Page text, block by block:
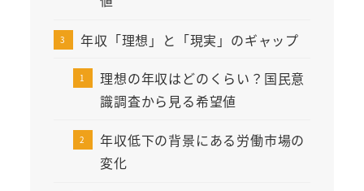
年収「理想」と「現実」のギャップ
理想の年収はどのくらい？国民意
識調査から見る希望値
年収低下の背景にある労働市場の
変化